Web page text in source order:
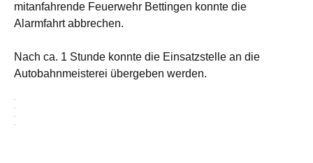
mitanfahrende Feuerwehr Bettingen konnte die
Alarmfahrt abbrechen.
Nach ca. 1 Stunde konnte die Einsatzstelle an die
Autobahnmeisterei übergeben werden.